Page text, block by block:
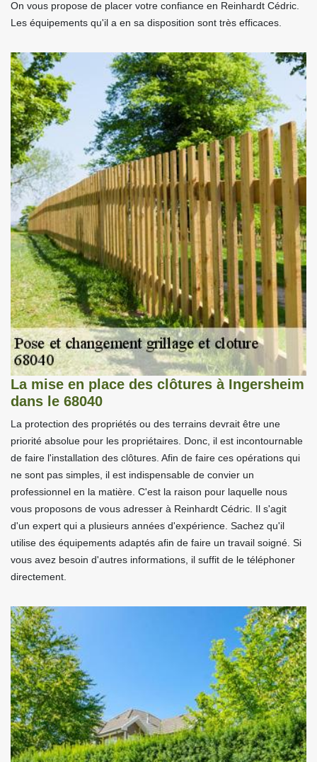
On vous propose de placer votre confiance en Reinhardt Cédric.
Les équipements qu'il a en sa disposition sont très efficaces.
La mise en place des clôtures à Ingersheim
dans le 68040
La protection des propriétés ou des terrains devrait être une
priorité absolue pour les propriétaires. Donc, il est incontournable
de faire l'installation des clôtures. Afin de faire ces opérations qui
ne sont pas simples, il est indispensable de convier un
professionnel en la matière. C'est la raison pour laquelle nous
vous proposons de vous adresser à Reinhardt Cédric. Il s'agit
d'un expert qui a plusieurs années d'expérience. Sachez qu'il
utilise des équipements adaptés afin de faire un travail soigné. Si
vous avez besoin d'autres informations, il suffit de le téléphoner
directement.